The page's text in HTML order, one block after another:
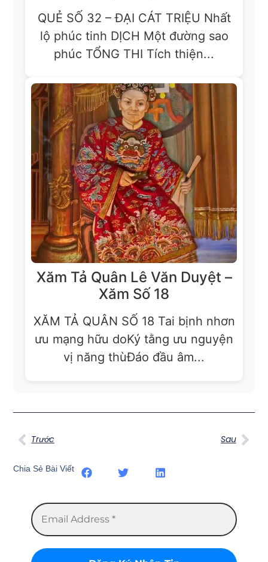
QUẺ SỐ 32 – ĐẠI CÁT TRIỆU Nhất
lộ phúc tinh DỊCH Một đường sao
phúc TỔNG THI Tích thiện...
Xăm Tả Quân Lê Văn Duyệt –
Xăm Số 18
XĂM TẢ QUÂN SỐ 18 Tai bịnh nhơn
ưu mạng hữu doKý tằng ưu nguyện
vị năng thùĐáo đầu âm...
Trước Sau
Chia Sẻ Bài Viết